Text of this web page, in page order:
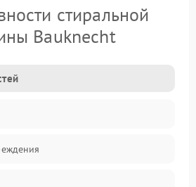
стиральной
Bauknecht